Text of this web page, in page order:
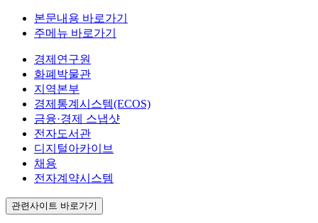
본문내용 바로가기
주메뉴 바로가기
경제연구원
화폐박물관
지역본부
경제통계시스템(ECOS)
금융·경제 스냅샷
전자도서관
디지털아카이브
채용
전자계약시스템
관련사이트 바로가기